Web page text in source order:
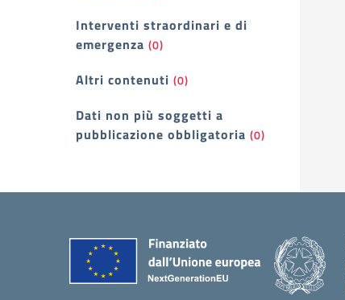
Interventi straordinari e di
emergenza (0)
Altri contenuti (0)
Dati non più soggetti a
pubblicazione obbligatoria (0)